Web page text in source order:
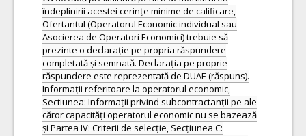
îndeplinirii acestei cerințe minime de calificare,
Ofertantul (Operatorul Economic individual sau
Asocierea de Operatori Economici) trebuie să
prezinte o declarație pe propria răspundere
completată și semnată. Declarația pe proprie
răspundere este reprezentată de DUAE (răspuns).
Informații referitoare la operatorul economic,
Sectiunea: Informații privind subcontractanții pe ale
căror capacități operatorul economic nu se bazează
și Partea IV: Criterii de selecție, Secțiunea C: